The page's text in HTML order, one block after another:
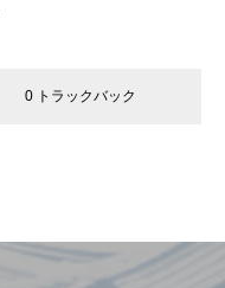
0 トラックバック